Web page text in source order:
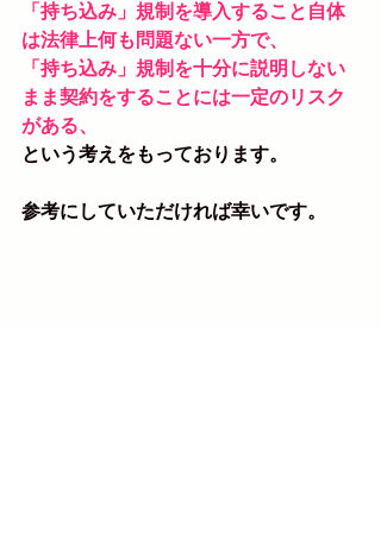
「持ち込み」規制を導入すること自体
は法律上何も問題ない一方で、
「持ち込み」規制を十分に説明しない
まま契約をすることには一定のリスク
がある、
という考えをもっております。
参考にしていただければ幸いです。